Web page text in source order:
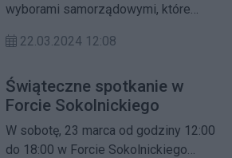
wyborami samorządowymi, które
urzędów zostanie wydłużona. Biuro
w dniach 26-28 marca 2024 r. będzie
pracować do godziny 18.00.
22.03.2024 12:08
Świąteczne spotkanie w
Forcie Sokolnickiego
W sobotę, 23 marca od godziny 12:00
do 18:00 w Forcie Sokolnickiego